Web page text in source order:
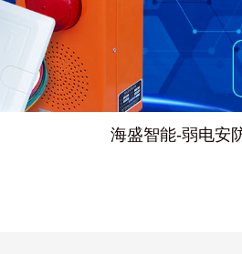
海盛智能-弱电安